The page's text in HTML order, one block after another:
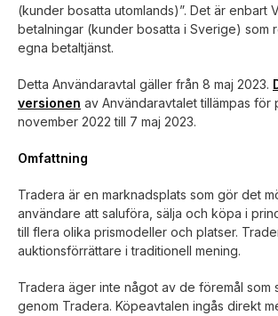
(kunder bosatta utomlands)”. Det är enbart
betalningar (kunder bosatta i Sverige) som
egna betaltjänst.
Detta Användaravtal gäller från 8 maj 2023.
versionen av Användaravtalet tillämpas för
november 2022 till 7 maj 2023.
Omfattning
Tradera är en marknadsplats som gör det
användare att saluföra, sälja och köpa i
till flera olika prismodeller och platser.
auktionsförrättare i traditionell mening.
Tradera äger inte något av de föremål som
genom Tradera. Köpeavtalen ingås direkt